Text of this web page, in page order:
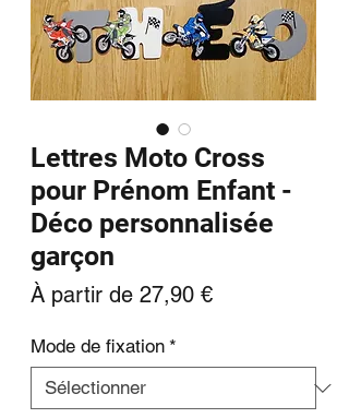
Lettres Moto Cross
pour Prénom Enfant -
Déco personnalisée
garçon
À partir de 27,90 €Prix
Mode de fixation *